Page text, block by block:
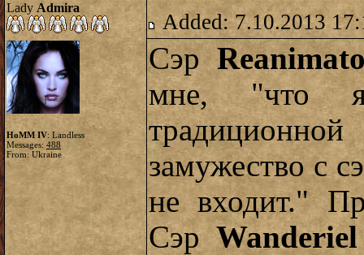
Lady Admira
HoMM IV: Landless
Messages: 488
From: Ukraine
Added: 7.10.2013
Сэр
мне, "что
замужество с
не входит."
СэрWanderiel